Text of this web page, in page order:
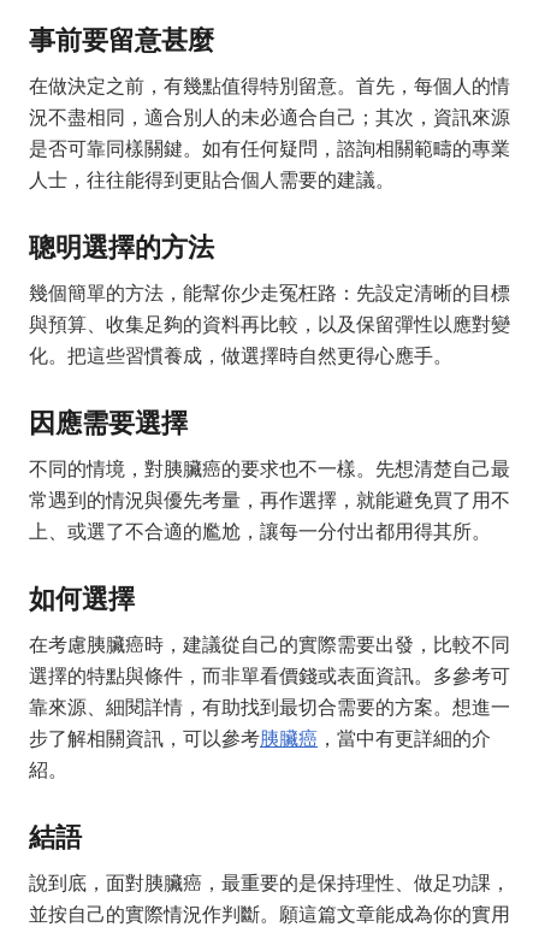
事前要留意甚麼
在做決定之前，有幾點值得特別留意。首先，每個人的情
況不盡相同，適合別人的未必適合自己；其次，資訊來源
是否可靠同樣關鍵。如有任何疑問，諮詢相關範疇的專業
人士，往往能得到更貼合個人需要的建議。
聰明選擇的方法
幾個簡單的方法，能幫你少走冤枉路：先設定清晰的目標
與預算、收集足夠的資料再比較，以及保留彈性以應對變
化。把這些習慣養成，做選擇時自然更得心應手。
因應需要選擇
不同的情境，對胰臟癌的要求也不一樣。先想清楚自己最
常遇到的情況與優先考量，再作選擇，就能避免買了用不
上、或選了不合適的尷尬，讓每一分付出都用得其所。
如何選擇
在考慮胰臟癌時，建議從自己的實際需要出發，比較不同
選擇的特點與條件，而非單看價錢或表面資訊。多參考可
靠來源、細閱詳情，有助找到最切合需要的方案。想進一
步了解相關資訊，可以參考胰臟癌 ，當中有更詳細的介
紹。
結語
說到底，面對胰臟癌，最重要的是保持理性、做足功課，
並按自己的實際情況作判斷。願這篇文章能成為你的實用